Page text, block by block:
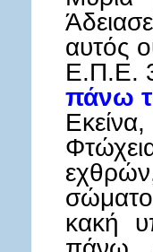
αυτός
Ε.Π.Ε.
πάνω
κακή